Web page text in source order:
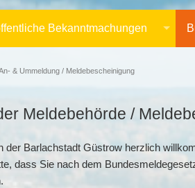
Bekanntmachungen
& Ummeldung / Meldebescheinigung
Meldebehörde /
der Barlachstadt Güstrow herzlich
dass Sie nach dem